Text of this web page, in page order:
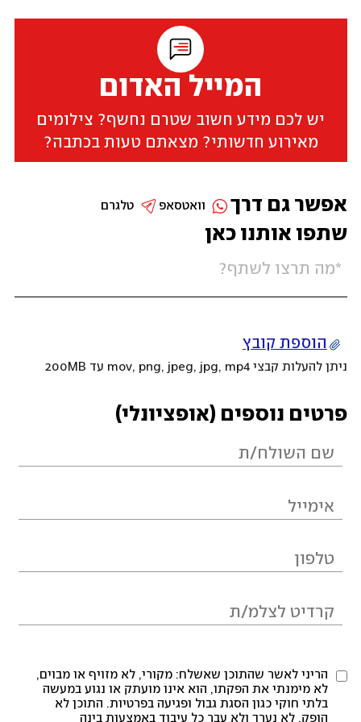
המייל האדום
יש לכם מידע חשוב שטרם נחשף? צילומים
מאירוע חדשותי? מצאתם טעות בכתבה?
שתפו אותנו כאן
הוספת קובץ
ניתן להעלות קבצי mov, png, jpeg, jpg, mp4 עד 200MB
פרטים נוספים (אופציונלי)
הריני לאשר שהתוכן שאשלח: מקורי, לא מזויף או מבוים,
לא מימנתי את הפקתו, הוא אינו מועתק או נגוע במעשה
בלתי חוקי כגון הסגת גבול ופגיעה בפרטיות. התוכן לא
הופק, לא נערך ולא עבר כל עיבוד באמצעות בינה
אפשר גם דרך טלגרם וואטסאפ